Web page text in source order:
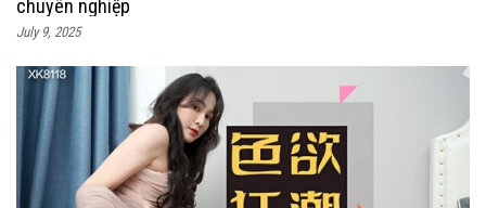
chuyên nghiệp
July 9, 2025